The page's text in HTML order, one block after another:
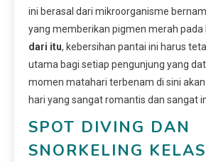
ini berasal dari mikroorganisme
yang memberikan pigmen merah pada
dari itu, kebersihan pantai ini harus
utama bagi setiap pengunjung yang
momen matahari terbenam di sini
hari yang sangat romantis dan sangat
SPOT DIVING DAN
SNORKELING